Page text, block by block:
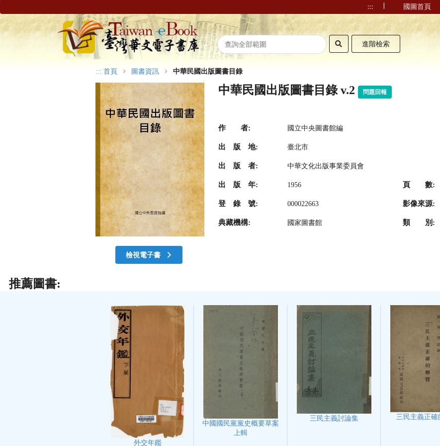
::: | 國圖首頁
進階檢索
::: 首頁 圖書資訊 中華民國出版圖書目錄
檢視電子書
中華民國出版圖書目錄 v.2 問題回報
作 者: 國立中央圖書館編
出 版 地: 臺北市
出 版 者: 中華文化出版事業委員會
出 版 年: 1956 頁 數:
登 錄 號: 000022663 影像來源:
典藏機構: 國家圖書館 類 別:
推薦圖書:
外交年鑑
中國國民黨黨史概要草案
上輯
三民主義討論集 三民主義正確